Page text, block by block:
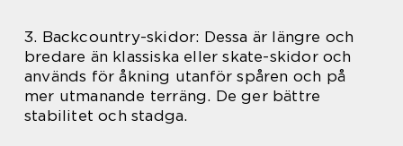
3. Backcountry-skidor: Dessa är längre och
bredare än klassiska eller skate-skidor och
används för åkning utanför spåren och på
mer utmanande terräng. De ger bättre
stabilitet och stadga.